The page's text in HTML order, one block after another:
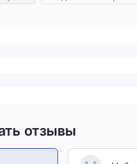
отзывы